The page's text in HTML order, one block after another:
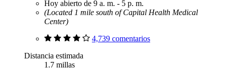
Hoy abierto de 9 a. m. - 5 p. m.
(Located 1 mile south of Capital Health Medical
Center)
4,739 comentarios
Distancia estimada
1.7 millas